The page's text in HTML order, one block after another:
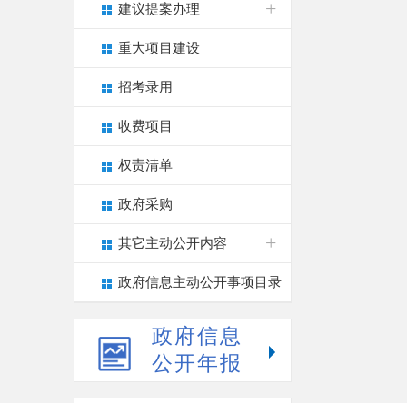
建议提案办理
重大项目建设
招考录用
收费项目
权责清单
政府采购
其它主动公开内容
政府信息主动公开事项目录
政府信息
公开年报